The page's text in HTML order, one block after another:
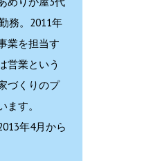
務。2011年
業を担当す
営業という
づくりのプ
ます。
年4月から